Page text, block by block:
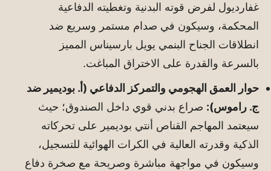
غفارديول لفرض قوته البدنية وتغطيته الدفاعية
المحكمة، وسيكون في صدام مستمر وسريع ضد
انطلاقات الجناح البنمي يويل بارسيناس المميز
بالسرعة والقدرة على الاختراق المباغت.
حوار العمق الهجومي والتمركز الدفاعي (أ. بوديمير ضد
ج. راموس): صراع بدني قوي داخل الصندوق؛ حيث
سيعتمد المهاجم القناص أنتي بوديمير على تحركاته
الذكية وقدرته العالية في الكرات الهوائية للتسجيل،
وسيكون في مواجهة مباشرة وصريحة مع صخرة دفاع